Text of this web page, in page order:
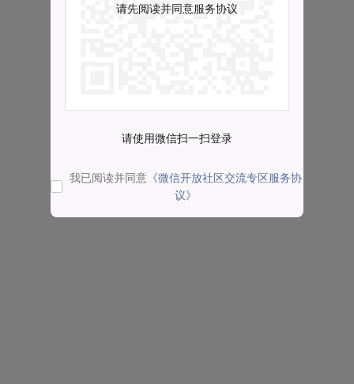
请先阅读并同意服务协议
请使用微信扫一扫登录
我已阅读并同意 《微信开放社区交流专区服务协
议》